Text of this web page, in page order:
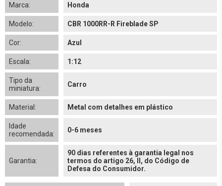
Marca: Honda
Modelo: CBR 1000RR-R Fireblade SP
Cor: Azul
Escala: 1:12
Tipo da
miniatura:
Carro
Material: Metal com detalhes em plástico
Idade
recomendada:
0-6 meses
Garantia:
90 dias referentes à garantia legal nos
termos do artigo 26, II, do Código de
Defesa do Consumidor.